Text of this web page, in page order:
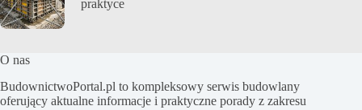
praktyce
O nas
BudownictwoPortal.pl to kompleksowy serwis budowlany
oferujący aktualne informacje i praktyczne porady z zakresu